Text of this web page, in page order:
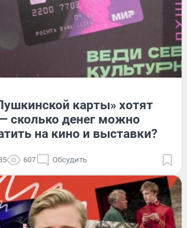
карты» хотят
сколько денег можно
на кино и выставки?
607 Обсудить